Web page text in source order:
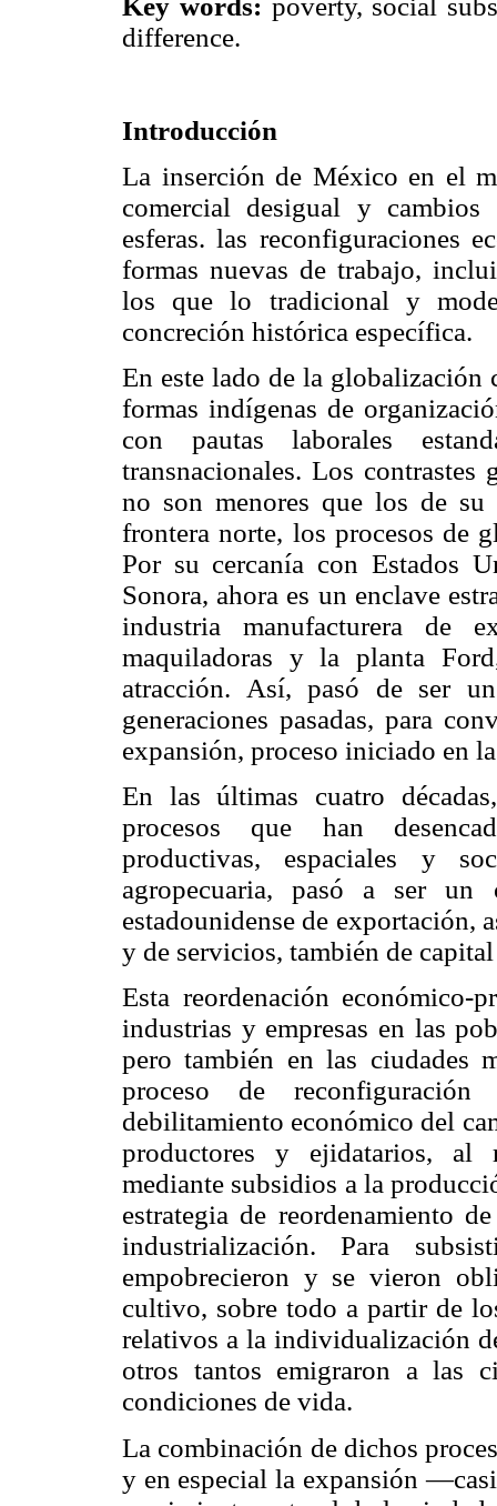
Key words: poverty, social
difference.
Introducción
La inserción de México en el
comercial desigual y cambios
esferas. las reconfiguraciones
formas nuevas de trabajo,
los que lo tradicional y
concreción histórica específica.
En este lado de la globalización
formas indígenas de
con pautas laborales
transnacionales. Los contrastes
no son menores que los de
frontera norte, los procesos de
Por su cercanía con Estados
Sonora, ahora es un enclave
industria manufacturera de
maquiladoras y la planta
atracción. Así, pasó de ser
generaciones pasadas, para
expansión, proceso iniciado en
En las últimas cuatro
procesos que han
productivas, espaciales y
agropecuaria, pasó a ser
estadounidense de exportación,
y de servicios, también de
Esta reordenación
industrias y empresas en las
pero también en las ciudades
proceso de
debilitamiento económico del
productores y ejidatarios, al
mediante subsidios a la
estrategia de reordenamiento
industrialización. Para
empobrecieron y se vieron
cultivo, sobre todo a partir de
relativos a la individualización
otros tantos emigraron a las
condiciones de vida.
La combinación de dichos
y en especial la expansión